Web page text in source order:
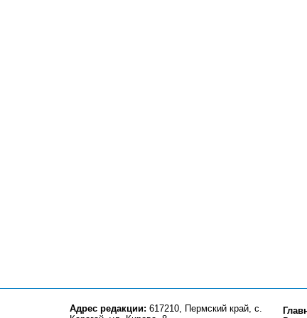
Адрес редакции: 617210, Пермский край, с.